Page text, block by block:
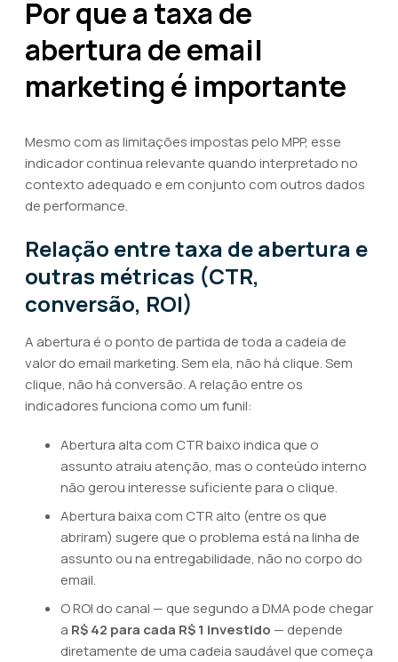
Por que a taxa de
abertura de email
marketing é importante
Mesmo com as limitações impostas pelo MPP, esse
indicador continua relevante quando interpretado no
contexto adequado e em conjunto com outros dados
de performance.
Relação entre taxa de abertura e
outras métricas (CTR,
conversão, ROI)
A abertura é o ponto de partida de toda a cadeia de
valor do email marketing. Sem ela, não há clique. Sem
clique, não há conversão. A relação entre os
indicadores funciona como um funil:
Abertura alta com CTR baixo indica que o
assunto atraiu atenção, mas o conteúdo interno
não gerou interesse suficiente para o clique.
Abertura baixa com CTR alto (entre os que
abriram) sugere que o problema está na linha de
assunto ou na entregabilidade, não no corpo do
email.
O ROI do canal — que segundo a DMA pode chegar
a R$ 42 para cada R$ 1 investido — depende
diretamente de uma cadeia saudável que começa